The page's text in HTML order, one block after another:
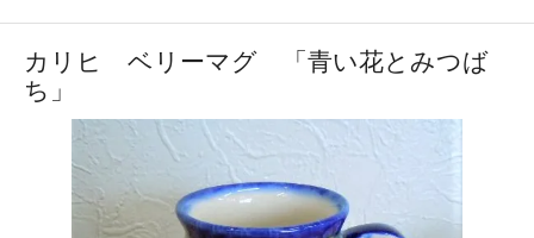
カリヒ ベリーマグ 「青い花とみつば
ち」